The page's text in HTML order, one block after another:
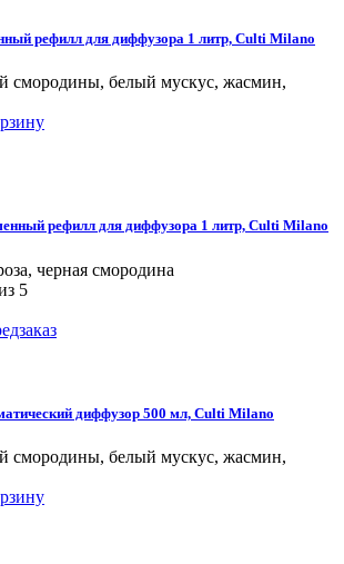
рефилл для диффузора 1 литр, Culti Milano
смородины, белый мускус, жасмин,
рефилл для диффузора 1 литр, Culti Milano
черная смородина
5
диффузор 500 мл, Culti Milano
смородины, белый мускус, жасмин,